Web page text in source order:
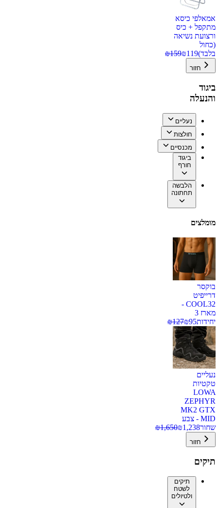
אמאלפי כיסא
מתקפל + כיס
ורצועת נשיאה
(כחול
בלבד)
₪119
₪159
חזור
ביגוד
והנעלה
נעליים
חולצות
מכנסיים
ביגוד
חורף
הלבשה
תחתונה
מומלצים
בוקסר
דרייפיט
COOL32 -
מארז 3
יחידות
₪95
₪127
נעליים
טקטיות
LOWA
ZEPHYR
MK2 GTX
MID - צבע
שחור
₪1,238
₪1,650
חזור
תיקים
תיקים
לשטח
ולטיולים